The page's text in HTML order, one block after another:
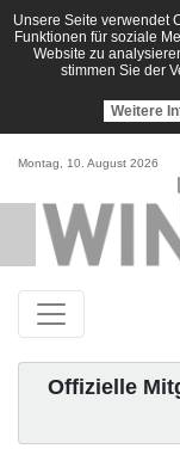
Unsere Seite verwendet
Funktionen für soziale
Website zu
stimmen Sie der
Weitere
Montag, 10. August 2026
Offizielle